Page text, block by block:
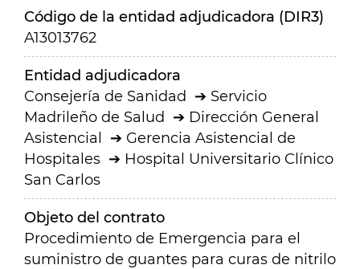
Código de la entidad adjudicadora (DIR3)
A13013762
Entidad adjudicadora
Consejería de Sanidad
Servicio
Madrileño de Salud
Dirección General
Asistencial
Gerencia Asistencial de
Hospitales
Hospital Universitario Clínico
San Carlos
Objeto del contrato
Procedimiento de Emergencia para el
suministro de guantes para curas de nitrilo